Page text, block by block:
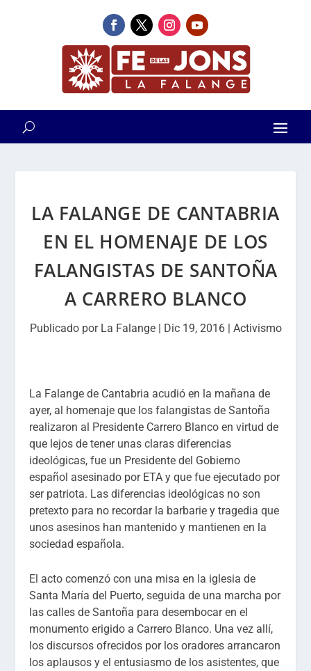
LA FALANGE DE CANTABRIA
EN EL HOMENAJE DE LOS
FALANGISTAS DE SANTOÑA
A CARRERO BLANCO
Publicado por La Falange| Dic 19, 2016| Activismo
La Falange de Cantabria acudió en la mañana de
ayer, al homenaje que los falangistas de Santoña
realizaron al Presidente Carrero Blanco en virtud de
que lejos de tener unas claras diferencias
ideológicas, fue un Presidente del Gobierno
español asesinado por ETA y que fue ejecutado por
ser patriota. Las diferencias ideológicas no son
pretexto para no recordar la barbarie y tragedia que
unos asesinos han mantenido y mantienen en la
sociedad española.
El acto comenzó con una misa en la iglesia de
Santa María del Puerto, seguida de una marcha por
las calles de Santoña para desembocar en el
monumento erigido a Carrero Blanco. Una vez allí,
los discursos ofrecidos por los oradores arrancaron
los aplausos y el entusiasmo de los asistentes, que